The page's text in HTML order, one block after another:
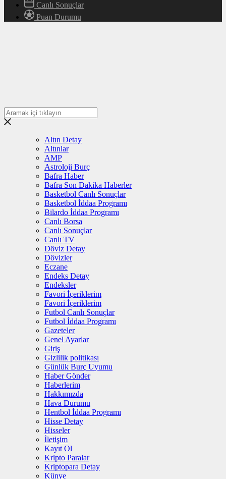
Canlı Sonuçlar
Puan Durumu
Altın Detay
Altınlar
AMP
Astroloji Burç
Bafra Haber
Bafra Son Dakika Haberler
Basketbol Canlı Sonuçlar
Basketbol İddaa Programı
Bilardo İddaa Programı
Canlı Borsa
Canlı Sonuçlar
Canlı TV
Döviz Detay
Dövizler
Eczane
Endeks Detay
Endeksler
Favori İçeriklerim
Favori İçeriklerim
Futbol Canlı Sonuçlar
Futbol İddaa Programı
Gazeteler
Genel Ayarlar
Giriş
Gizlilik politikası
Günlük Burç Uyumu
Haber Gönder
Haberlerim
Hakkımızda
Hava Durumu
Hentbol İddaa Programı
Hisse Detay
Hisseler
İletişim
Kayıt Ol
Kripto Paralar
Kriptopara Detay
Künye